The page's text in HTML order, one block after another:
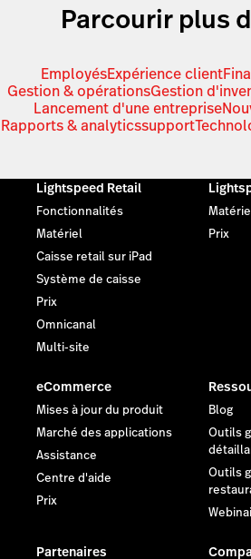
Parcourir plus
EmployésExpérience client
Gestion & opérationsGestion
Lancement d'une entreprise
Rapports & analyticssupport
Lightspeed Retail
Fonctionnalités
Matériel
Caisse retail sur iPad
Système de caisse
Prix
Omnicanal
Multi-site
Prix
eCommerce
Mises à jour du produit
Marché des applications
Assistance
Centre d'aide
Prix
Blog
Outils
Outils
Partenaires